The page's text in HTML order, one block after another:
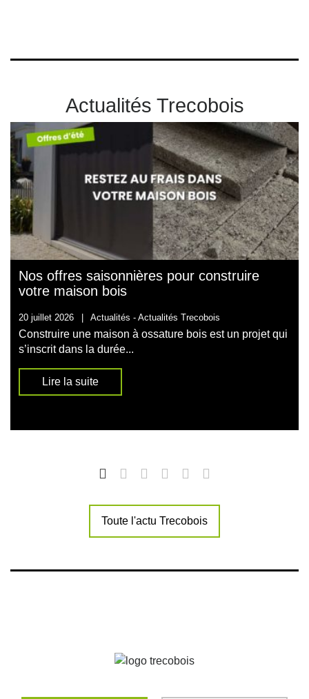
Actualités Trecobois
Nos offres saisonnières pour construire
votre maison bois
20 juillet 2026 | Actualités - Actualités Trecobois
Construire une maison à ossature bois est un projet qui
s’inscrit dans la durée...
Lire la suite
Toute l'actu Trecobois